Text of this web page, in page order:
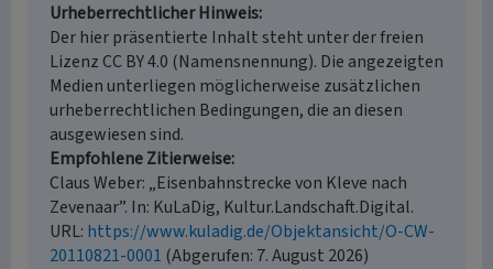
Urheberrechtlicher Hinweis
Der hier präsentierte Inhalt steht unter der freien
Lizenz CC BY 4.0 (Namensnennung). Die angezeigten
Medien unterliegen möglicherweise zusätzlichen
urheberrechtlichen Bedingungen, die an diesen
ausgewiesen sind.
Empfohlene Zitierweise
Claus Weber: „Eisenbahnstrecke von Kleve nach
Zevenaar”. In: KuLaDig, Kultur.Landschaft.Digital.
URL: https://www.kuladig.de/Objektansicht/O-CW-
20110821-0001 (Abgerufen: 7. August 2026)